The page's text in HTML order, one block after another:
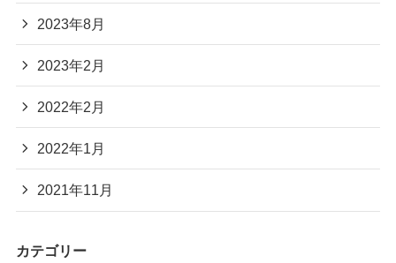
2023年8月
2023年2月
2022年2月
2022年1月
2021年11月
カテゴリー